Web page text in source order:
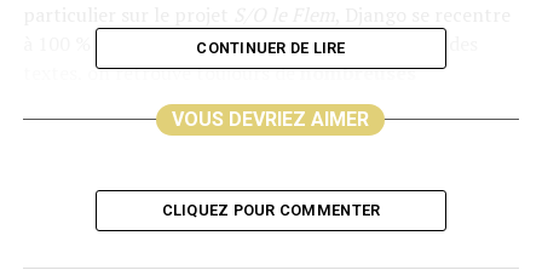
à 100 % sur lui-même dans cet album. Au niveau des
textes, on retrouve toujours denombreuses
au cinéma, à la musique, à la mythologie, à
l’univers des mangas ainsi qu’à la littérature classique.
qu’il arrive à se livrer complètement.Athanorest donc
une véritable introspection dans la tête (et dans le
CONTINUER DE LIRE
VOUS DEVRIEZ AIMER
CLIQUEZ POUR COMMENTER